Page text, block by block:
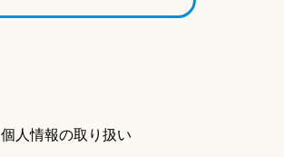
個人情報の取り扱い